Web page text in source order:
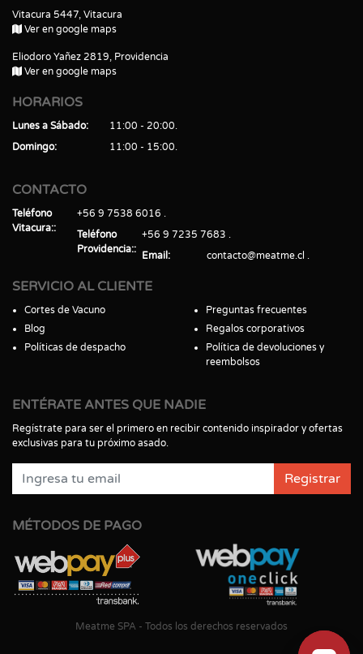
Vitacura 5447, Vitacura
Ver en google maps
Eliodoro Yañez 2819, Providencia
Ver en google maps
HORARIOS
Lunes a Sábado
11:00 - 20:00
Domingo
11:00 - 15:00
CONTACTO
Teléfono
Vitacura:
+56 9 7538 6016
Teléfono
Providencia:
+56 9 7235 7683
Email
contacto@meatme.cl
SERVICIO AL CLIENTE
Cortes de Vacuno
Blog
Políticas de despacho
Preguntas frecuentes
Regalos corporativos
Política de devoluciones y
reembolsos
ENTÉRATE ANTES QUE NADIE
Regístrate para ser el primero en recibir contenido inspirador y ofertas
exclusivas para tu próximo asado.
Registrar
MÉTODOS DE PAGO
Meatme SPA - Todos los derechos reservados